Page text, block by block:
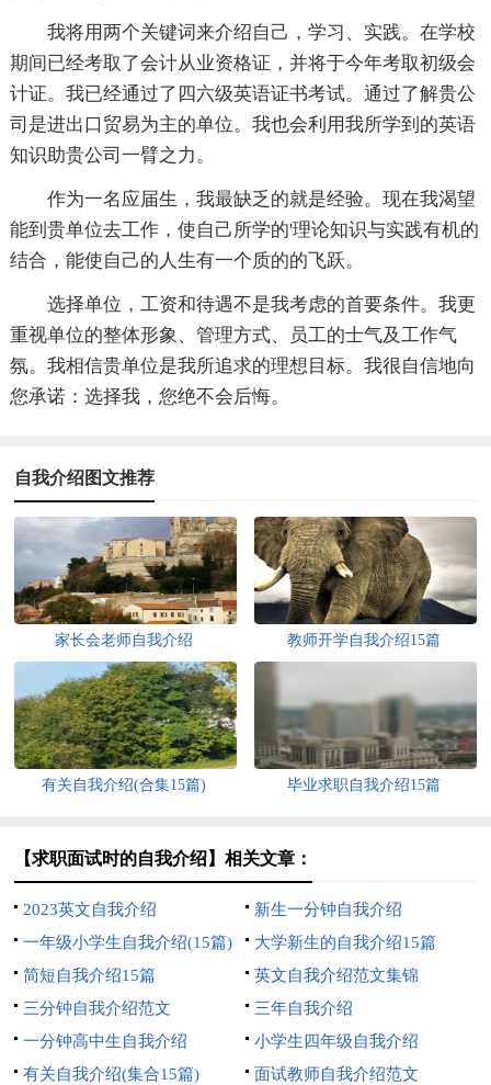
我将用两个关键词来介绍自己，学习、实践。在学校
期间已经考取了会计从业资格证，并将于今年考取初级会
计证。我已经通过了四六级英语证书考试。通过了解贵公
司是进出口贸易为主的单位。我也会利用我所学到的英语
知识助贵公司一臂之力。
作为一名应届生，我最缺乏的就是经验。现在我渴望
能到贵单位去工作，使自己所学的'理论知识与实践有机的
结合，能使自己的人生有一个质的的飞跃。
选择单位，工资和待遇不是我考虑的首要条件。我更
重视单位的整体形象、管理方式、员工的士气及工作气
氛。我相信贵单位是我所追求的理想目标。我很自信地向
您承诺：选择我，您绝不会后悔。
自我介绍图文推荐
家长会老师自我介绍 教师开学自我介绍15篇
有关自我介绍(合集15篇) 毕业求职自我介绍15篇
【求职面试时的自我介绍】相关文章：
2023英文自我介绍
新生一分钟自我介绍
一年级小学生自我介绍(15篇)
大学新生的自我介绍15篇
简短自我介绍15篇
英文自我介绍范文集锦
三分钟自我介绍范文
三年自我介绍
一分钟高中生自我介绍
小学生四年级自我介绍
有关自我介绍(集合15篇)
面试教师自我介绍范文